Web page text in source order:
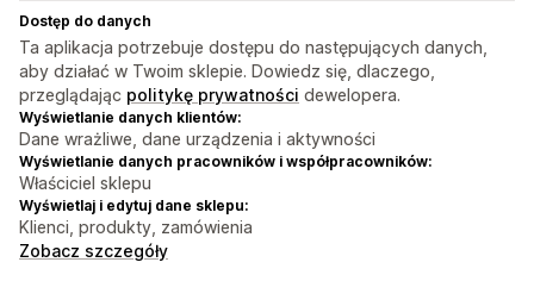
Dostęp do danych
Ta aplikacja potrzebuje dostępu do następujących danych,
aby działać w Twoim sklepie. Dowiedz się, dlaczego,
przeglądając politykę prywatności dewelopera.
Wyświetlanie danych klientów:
Dane wrażliwe, dane urządzenia i aktywności
Wyświetlanie danych pracowników i współpracowników:
Właściciel sklepu
Wyświetlaj i edytuj dane sklepu:
Klienci, produkty, zamówienia
Zobacz szczegóły